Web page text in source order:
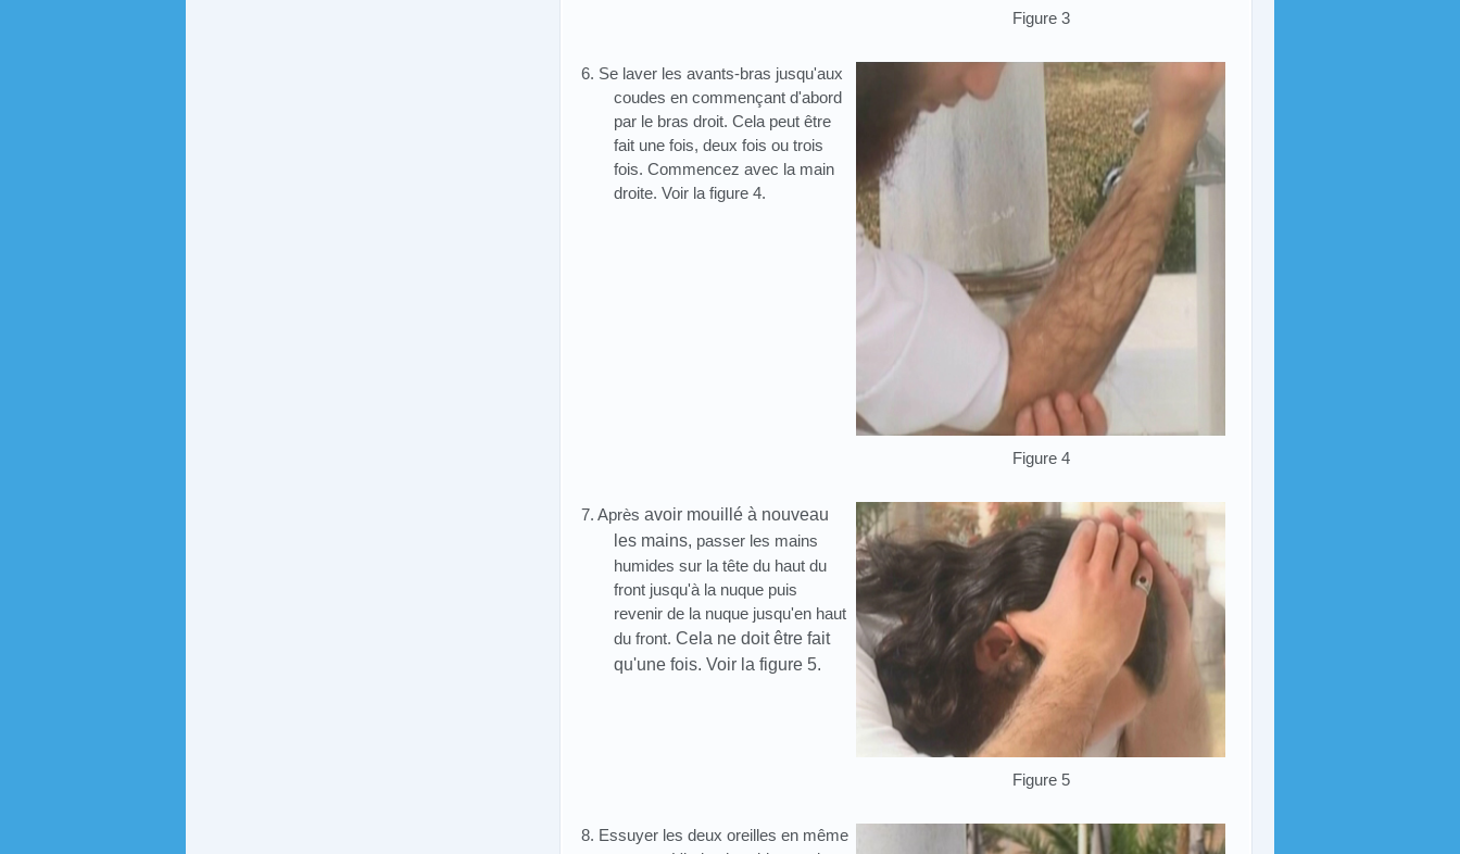
Figure 3
6. Se laver les avants-bras jusqu'aux
coudes en commençant d'abord
par le bras droit. Cela peut être
fait une fois, deux fois ou trois
fois. Commencez avec la main
droite. Voir la figure 4.
Figure 4
7. Après avoir mouillé à nouveau
les mains, passer les mains
humides sur la tête du haut du
front jusqu'à la nuque puis
revenir de la nuque jusqu'en haut
du front. Cela ne doit être fait
qu'une fois. Voir la figure 5.
Figure 5
8. Essuyer les deux oreilles en même